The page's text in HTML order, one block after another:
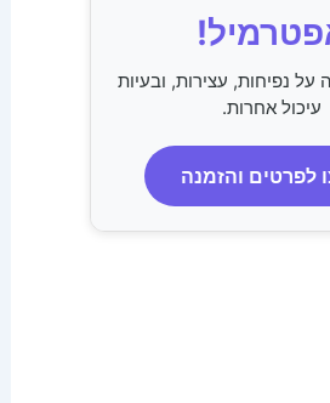
על נפיחות, עצירות, ובעיות
עיכול אחרות.
לפרטים והזמנה